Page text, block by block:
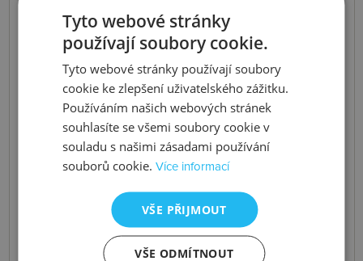
Tyto webové stránky
používají soubory cookie.
Tyto webové stránky používají soubory
cookie ke zlepšení uživatelského zážitku.
Používáním našich webových stránek
souhlasíte se všemi soubory cookie v
souladu s našimi zásadami používání
souborů cookie.Více informací
VŠE PŘIJMOUT
VŠE ODMÍTNOUT